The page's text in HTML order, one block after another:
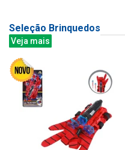
Seleção Brinquedos
Veja mais